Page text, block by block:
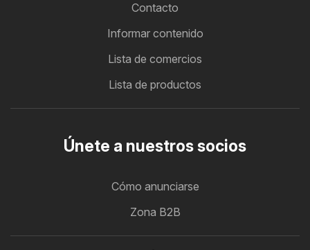
Contacto
Informar contenido
Lista de comercios
Lista de productos
Únete a nuestros socios
Cómo anunciarse
Zona B2B